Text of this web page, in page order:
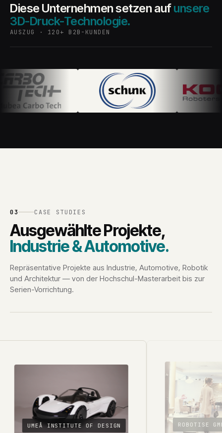
Diese Unternehmen setzen aufunsere
3D-Druck-Technologie.
AUSZUG · 120+ B2B-KUNDEN
03 CASE STUDIES
Ausgewählte Projekte,
Industrie & Automotive.
Repräsentative Projekte aus Industrie, Automotive, Robotik
und Architektur — von der Hochschul-Masterarbeit bis zur
Serien-Vorrichtung.
UMEÅ INSTITUTE OF DESIGN ROBOTISE